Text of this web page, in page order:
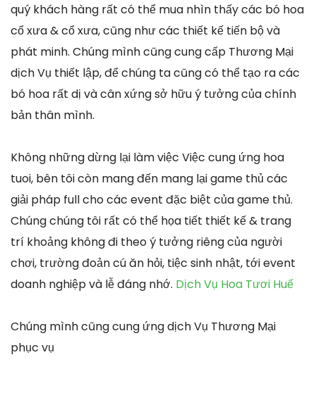
quý khách hàng rất có thể mua nhìn thấy các bó hoa
cổ xưa & cổ xưa, cũng như các thiết kế tiến bộ và
phát minh. Chúng mình cũng cung cấp Thương Mại
dịch Vụ thiết lập, để chúng ta cũng có thể tạo ra các
bó hoa rất dị và cân xứng sở hữu ý tưởng của chính
bản thân mình.
Không những dừng lại làm việc Việc cung ứng hoa
tuoi, bên tôi còn mang đến mang lại game thủ các
giải pháp full cho các event đặc biệt của game thủ.
Chúng chúng tôi rất có thể họa tiết thiết kế & trang
trí khoảng không đi theo ý tưởng riêng của người
chơi, trường đoản cú ăn hỏi, tiệc sinh nhật, tới event
doanh nghiệp và lễ đáng nhớ. Dịch Vụ Hoa Tươi Huế
Chúng mình cũng cung ứng dịch Vụ Thương Mại
phục vụ